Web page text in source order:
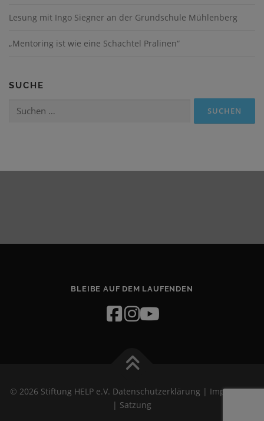
Lesung mit Ingo Siegner an der Grundschule Mühlenberg
„Mentoring ist wie eine Schachtel Pralinen“
SUCHE
Suchen
BLEIBE AUF DEM LAUFENDEN
© 2026 Stiftung HELP e.V. Datenschutzerklärung | Impressum
| Satzung